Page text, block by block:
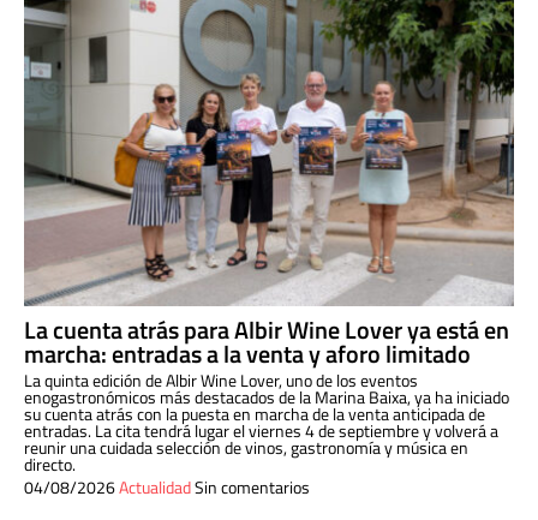
La cuenta atrás para Albir Wine Lover ya está en
marcha: entradas a la venta y aforo limitado
La quinta edición de Albir Wine Lover, uno de los eventos
enogastronómicos más destacados de la Marina Baixa, ya ha iniciado
su cuenta atrás con la puesta en marcha de la venta anticipada de
entradas. La cita tendrá lugar el viernes 4 de septiembre y volverá a
reunir una cuidada selección de vinos, gastronomía y música en
directo.
04/08/2026ActualidadSin comentarios